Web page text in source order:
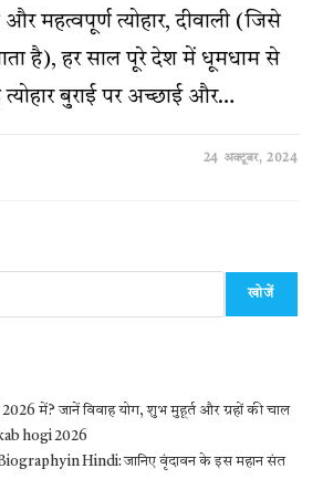
महत्वपूर्ण त्योहार, दीवाली (जिसे
है), हर साल पूरे देश में धूमधाम से
त्योहार बुराई पर अच्छाई और…
24 अक्टूबर, 2024
खोजें
में? जानें विवाह योग, शुभ मुहूर्त और ग्रहों की चाल
hogi 2026
in Hindi: जानिए वृंदावन के इस महान संत